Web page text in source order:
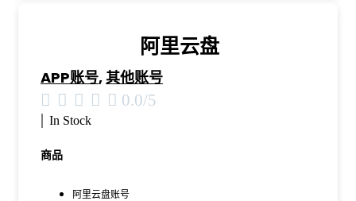
阿里云盘
APP账号, 其他账号
     0.0/5
| In Stock
商品
阿里云盘账号